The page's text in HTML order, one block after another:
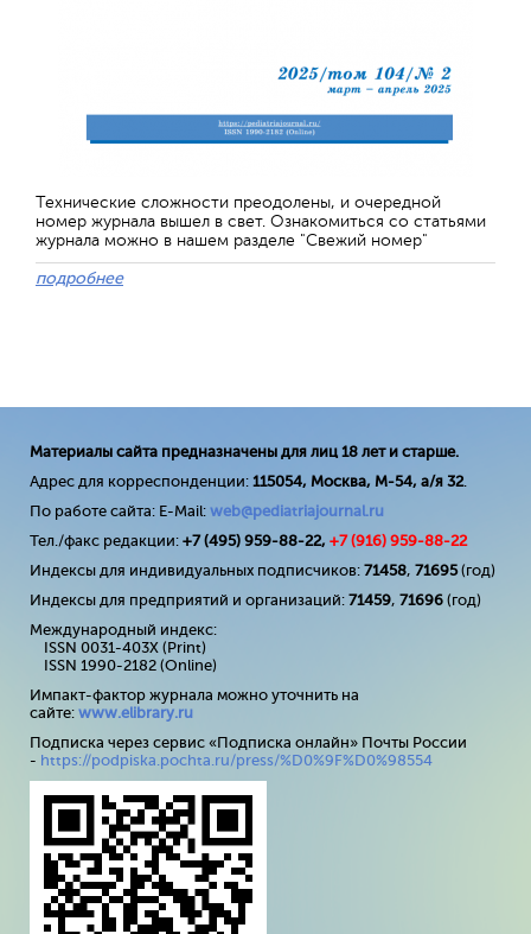
Технические сложности преодолены, и очередной
номер журнала вышел в свет. Ознакомиться со статьями
журнала можно в нашем разделе "Свежий номер"
подробнее
Материалы сайта предназначены для лиц 18 лет и старше.
Адрес для корреспонденции: 115054, Москва, М-54, а/я 32.
По работе сайта: E-Mail: web@pediatriajournal.ru
Тел./факс редакции: +7 (495) 959-88-22, +7 (916) 959-88-22
Индексы для индивидуальных подписчиков: 71458, 71695(год)
Индексы для предприятий и организаций: 71459, 71696 (год)
Международный индекс:
ISSN 0031-403X (Print)
ISSN 1990-2182 (Online)
Импакт-фактор журнала можно уточнить на
сайте: www.elibrary.ru
Подписка через сервис «Подписка онлайн» Почты России
- https://podpiska.pochta.ru/press/%D0%9F%D0%98554